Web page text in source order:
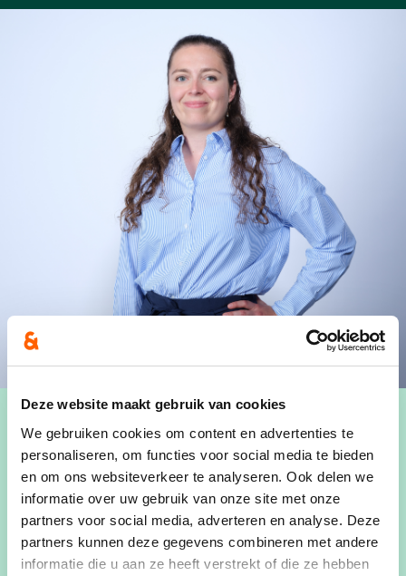
Deze website maakt gebruik van cookies
We gebruiken cookies om content en advertenties te
personaliseren, om functies voor social media te bieden
en om ons websiteverkeer te analyseren. Ook delen we
informatie over uw gebruik van onze site met onze
partners voor social media, adverteren en analyse. Deze
partners kunnen deze gegevens combineren met andere
informatie die u aan ze heeft verstrekt of die ze hebben
Hallo, ik ben Anouck Raeymaekers. Al 25 jaar
geboren en getogen in Ham, opgegroeid in een
CD&V-familie & klaar om de eerste stappen te
zetten in de politiek.